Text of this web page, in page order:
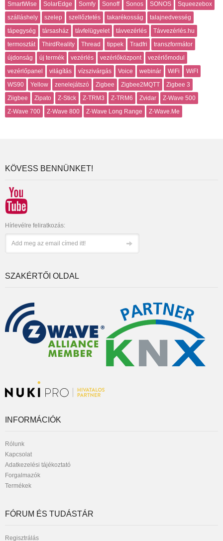
SmartWise
SolarEdge Somfy Sonoff Sonos SONOS
Squeezebox
szálláshely
szelep szellőztetés takarékosság
talajnedvesség
tápegység
társasház távfelügyelet távvezérlés
Távvezérlés.hu
termosztát
ThirdReality Thread tippek Tradfri
transzformátor
újdonság
új termék vezérlés vezérlőközpont
vezérlőmodul
vezérlőpanel
világítás vízszivárgás Voice webinár WiFi
WiFI
WS90
Yellow zenelejátszó Zigbee Zigbee2MQTT
Zigbee 3
Ziigbee
Zipato Z-Stick Z-TRM3 Z-TRM6 Zvidar
Z-Wave 500
Z-Wave 700
Z-Wave 800 Z-Wave Long Range Z-Wave.Me
KÖVESS BENNÜNKET!
Hírlevélre feliratkozás:
SZAKÉRTŐI OLDAL
INFORMÁCIÓK
Rólunk
Kapcsolat
Adatkezelési tájékoztató
Forgalmazók
Termékek
FÓRUM ÉS TUDÁSTÁR
Regisztrálás